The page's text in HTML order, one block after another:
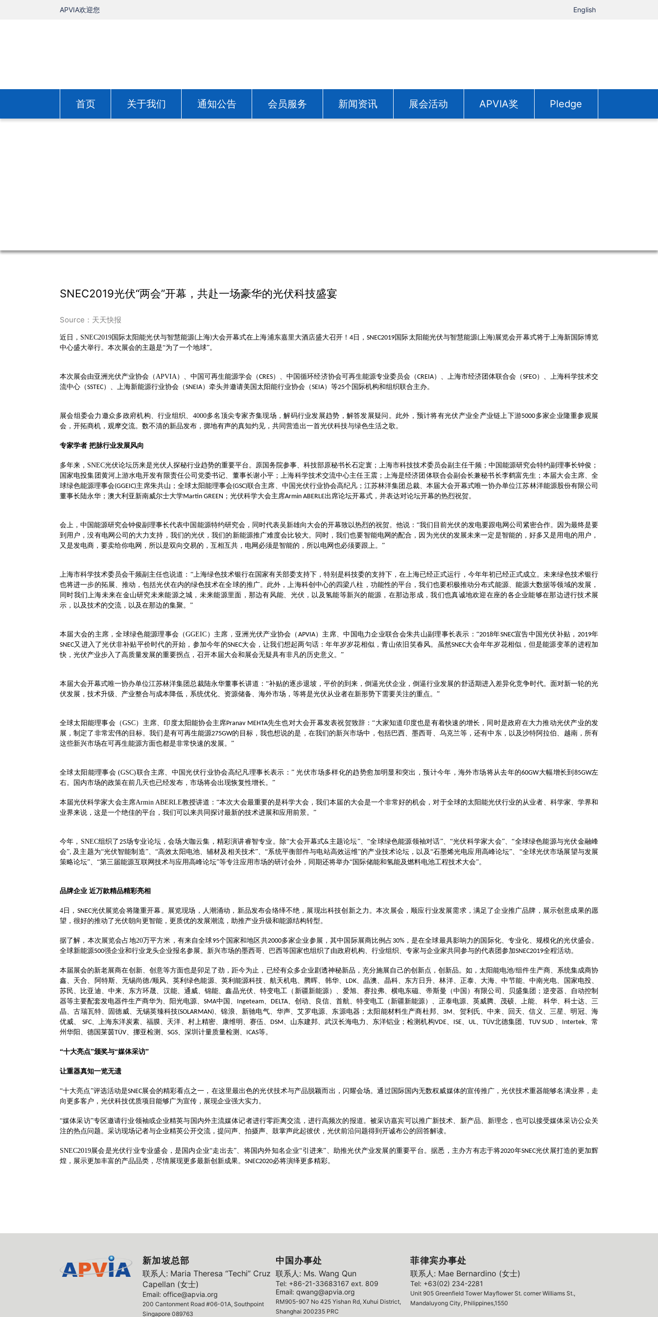
APVIA欢迎您 English
首页 关于我们 通知公告 会员服务 新闻资讯 展会活动 APVIA奖 Pledge
SNEC2019光伏“两会”开幕，共赴一场豪华的光伏科技盛宴
Source：天天快报
近日， SNEC2019国际太阳能光伏与智慧能源(上海)大会开幕式在上海浦东嘉里大酒店盛大召开！4 日，SNEC2019国际太阳能光伏与智慧能源(上海)展览会开幕式将于上海新国际博览
中心盛大举行。本次展会的主题是“为了一个地球”。
本次展会由亚洲光伏产业协会（APVIA）、中国可再生能源学会（CRES）、中国循环经济协会可再生能源专业委员会（CREIA）、上海市经济团体联合会（SFEO）、上海科学技术交
流中心（SSTEC）、上海新能源行业协会（SNEIA）牵头并邀请美国太阳能行业协会（SEIA）等25个国际机构和组织联合主办。
展会组委会力邀众多政府机构、行业组织、 4000多名顶尖专家齐集现场，解码行业发展趋势，解答发展疑问。此外，预计将有光伏产业全产业链上下游5000多家企业隆重参观展
会，开拓商机，观摩交流。数不清的新品发布，掷地有声的真知灼见，共同营造出一首光伏科技与绿色生活之歌。
专家学者 把脉行业发展风向
多年来， SNEC光伏论坛历来是光伏人探秘行业趋势的重要平台。原国务院参事、科技部原秘书长石定寰；上海市科技技术委员会副主任干频；中国能源研究会特约副理事长钟俊；
国家电投集团黄河上游水电开发有限责任公司党委书记、董事长谢小平；上海科学技术交流中心主任王震；上海是经济团体联合会副会长兼秘书长李鹤富先生；本届大会主席、全
球绿色能源理事会(GGEIC)主席朱共山；全球太阳能理事会(GSC)联合主席、中国光伏行业协会高纪凡；江苏林洋集团总裁、本届大会开幕式唯一协办单位江苏林洋能源股份有限公司
董事长陆永华；澳大利亚新南威尔士大学Martin GREEN ；光伏科学大会主席Armin ABERLE出席论坛开幕式，并表达对论坛开幕的热烈祝贺。
会上，中国能源研究会钟俊副理事长代表中国能源特约研究会，同时代表吴新雄向大会的开幕致以热烈的祝贺。他说：“我们目前光伏的发电要跟电网公司紧密合作。因为最终是要
到用户，没有电网公司的大力支持，我们的光伏，我们的新能源推广难度会比较大。同时，我们也要智能电网的配合，因为光伏的发展未来一定是智能的，好多又是用电的用户，
又是发电商，要卖给你电网，所以是双向交易的，互相互共，电网必须是智能的，所以电网也必须要跟上。”
上海市科学技术委员会干频副主任也说道： “上海绿色技术银行在国家有关部委支持下，特别是科技委的支持下，在上海已经正式运行，今年年初已经正式成立。未来绿色技术银行
也将进一步的拓展、推动，包括光伏在内的绿色技术在全球的推广。此外，上海科创中心的四梁八柱，功能性的平台，我们也要积极推动分布式能源、能源大数据等领域的发展，
同时我们上海未来在金山研究未来能源之城，未来能源里面，那边有风能、光伏，以及氢能等新兴的能源，在那边形成，我们也真诚地欢迎在座的各企业能够在那边进行技术展
示，以及技术的交流，以及在那边的集聚。”
本届大会的主席，全球绿色能源理事会（GGEIC ）主席，亚洲光伏产业协会（ APVIA）主席、中国电力企业联合会朱共山副理事长表示：“2018年SNEC宣告中国光伏补贴， 2019年
SNEC又进入了光伏非补贴平价时代的开始，参加今年的SNEC大会，让我们想起两句话：年年岁岁花相似，青山依旧笑春风。虽然SNEC大会年年岁花相似，但是能源变革的进程加
快，光伏产业步入了高质量发展的重要拐点，召开本届大会和展会无疑具有非凡的历史意义。”
本届大会开幕式唯一协办单位江苏林洋集团总裁陆永华董事长讲道： “补贴的逐步退坡，平价的到来，倒逼光伏企业，倒逼行业发展的舒适期进入差异化竞争时代。面对新一轮的光
伏发展，技术升级、产业整合与成本降低，系统优化、资源储备、海外市场，等将是光伏从业者在新形势下需要关注的重点。”
全球太阳能理事会（GSC）主席、印度太阳能协会主席Pranav MEHTA先生也对大会开幕发表祝贺致辞：“大家知道印度也是有着快速的增长，同时是政府在大力推动光伏产业的发
展，制定了非常宏伟的目标。我们是有可再生能源275GW的目标，我也想说的是，在我们的新兴市场中，包括巴西、墨西哥、乌克兰等，还有中东，以及沙特阿拉伯、越南，所有
这些新兴市场在可再生能源方面也都是非常快速的发展。”
全球太阳能理事会 (GSC)联合主席、中国光伏行业协会高纪凡理事长表示：” 光伏市场多样化的趋势愈加明显和突出，预计今年，海外市场将从去年的60GW大幅增长到 85GW左
右。国内市场的政策在前几天也已经发布，市场将会出现恢复性增长。”
本届光伏科学家大会主席Armin ABERLE教授讲道：“本次大会最重要的是科学大会，我们本届的大会是一个非常好的机会，对于全球的太阳能光伏行业的从业者、科学家、学界和
业界来说，这是一个绝佳的平台，我们可以来共同探讨最新的技术进展和应用前景。”
今年， SNEC组织了 25场专业论坛，会场大咖云集，精彩演讲睿智专业。除“大会开幕式&主题论坛”、“全球绿色能源领袖对话”、“光伏科学家大会”、“全球绿色能源与光伏金融峰
会”,及主题为“光伏智能制造”、“高效太阳电池、辅材及相关技术”、“系统平衡部件与电站高效运维”的产业技术论坛，以及“石墨烯光电应用高峰论坛”、“全球光伏市场展望与发展
策略论坛”、“第三届能源互联网技术与应用高峰论坛”等专注应用市场的研讨会外，同期还将举办“国际储能和氢能及燃料电池工程技术大会”。
品牌企业 近万款精品精彩亮相
4 日， SNEC光伏展览会将隆重开幕。展览现场，人潮涌动，新品发布会络绎不绝，展现出科技创新之力。本次展会，顺应行业发展需求，满足了企业推广品牌，展示创意成果的愿
望，很好的推动了光伏朝向更智能，更质优的发展潮流，助推产业升级和能源结构转型。
据了解，本次展览会占地20万平方米，有来自全球95个国家和地区共2000多家企业参展，其中国际展商比例占 30%，是在全球最具影响力的国际化、专业化、规模化的光伏盛会。
全球新能源500强企业和行业龙头企业报名参展。新兴市场的墨西哥、巴西等国家也组织了由政府机构、行业组织、专家与企业家共同参与的代表团参加SNEC2019全程活动。
本届展会的新老展商在创新、创意等方面也是卯足了劲，距今为止，已经有众多企业剧透神秘新品，充分施展自己的创新点，创新品。如，太阳能电池/组件生产商、系统集成商协
鑫、天合、阿特斯、无锡尚德/顺风、英利绿色能源、英利能源科技、航天机电、腾晖、韩华、 LDK、晶澳、晶科、东方日升、林洋、正泰、大海、中节能、中南光电、国家电投、
苏民、比亚迪、中来、东方环晟、汉能、通威、锦能、鑫晶光伏、特变电工（新疆新能源）、爱旭、赛拉弗、横电东磁、帝斯曼（中国）有限公司、贝盛集团；逆变器、自动控制
器等主要配套发电器件生产商华为、阳光电源、 SMA中国、 Ingeteam、 DELTA、创动、良信、首航、特变电工（新疆新能源）、正泰电源、英威腾、茂硕、上能、 科华、科士达、三
晶、古瑞瓦特、固德威、无锡英臻科技(SOLARMAN)、锦浪、新驰电气、华声、艾罗电源、东源电器；太阳能材料生产商杜邦、 3M、贺利氏、中来、回天、信义、三星、明冠、海
优威、SFC、上海东洋炭素、福膜、天洋、村上精密、康维明、赛伍、 DSM、山东建邦、武汉长海电力、东洋铝业；检测机构VDE、 ISE、 UL、 TÜV北德集团、 TUV SUD 、 Intertek、常
州华阳、德国莱茵TÜV、挪亚检测、 SGS、深圳计量质量检测、 ICAS等。
“十大亮点”颁奖与“媒体采访”
让重器真知一览无遗
“十大亮点”评选活动是SNEC展会的精彩看点之一，在这里最出色的光伏技术与产品脱颖而出，闪耀会场。通过国际国内无数权威媒体的宣传推广，光伏技术重器能够名满业界，走
向更多客户，光伏科技优质项目能够广为宣传，展现企业强大实力。
“媒体采访”专区邀请行业领袖或企业精英与国内外主流媒体记者进行零距离交流，进行高频次的报道。被采访嘉宾可以推广新技术、新产品、新理念，也可以接受媒体采访公众关
注的热点问题。采访现场记者与企业精英公开交流，提问声、拍摄声、鼓掌声此起彼伏，光伏前沿问题得到开诚布公的回答解读。
SNEC2019展会是光伏行业专业盛会，是国内企业“走出去”、将国内外知名企业“引进来”、助推光伏产业发展的重要平台。据悉，主办方有志于将2020年SNEC光伏展打造的更加辉
煌，展示更加丰富的产品品类，尽情展现更多最新创新成果。 SNEC2020必将演绎更多精彩。
新加坡总部
联系人: Maria Theresa “Techi” Cruz
Capellan (女士)
Email: office@apvia.org
200 Cantonment Road #06-01A, Southpoint
Singapore 089763
中国办事处
联系人: Ms. Wang Qun
Tel: +86-21-33683167 ext. 809
Email: qwang@apvia.org
RM905-907 No 425 Yishan Rd, Xuhui District,
Shanghai 200235 PRC
菲律宾办事处
联系人: Mae Bernardino (女士)
Tel: +63(02) 234-2281
Unit 905 Greenfield Tower Mayflower St. corner Williams St.,
Mandaluyong City, Philippines,1550